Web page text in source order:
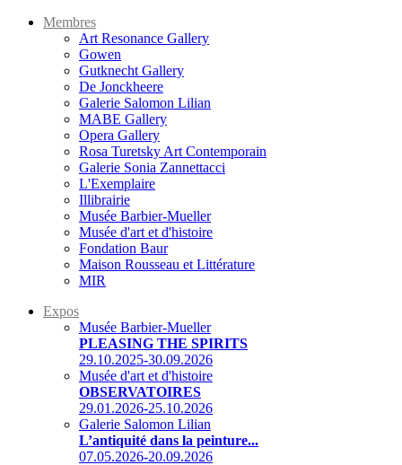
Membres
Art Resonance Gallery
Gowen
Gutknecht Gallery
De Jonckheere
Galerie Salomon Lilian
MABE Gallery
Opera Gallery
Rosa Turetsky Art Contemporain
Galerie Sonia Zannettacci
L'Exemplaire
Illibrairie
Musée Barbier-Mueller
Musée d'art et d'histoire
Fondation Baur
Maison Rousseau et Littérature
MIR
Expos
Musée Barbier-Mueller
PLEASING THE SPIRITS
29.10.2025-30.09.2026
Musée d'art et d'histoire
OBSERVATOIRES
29.01.2026-25.10.2026
Galerie Salomon Lilian
L’antiquité dans la peinture...
07.05.2026-20.09.2026